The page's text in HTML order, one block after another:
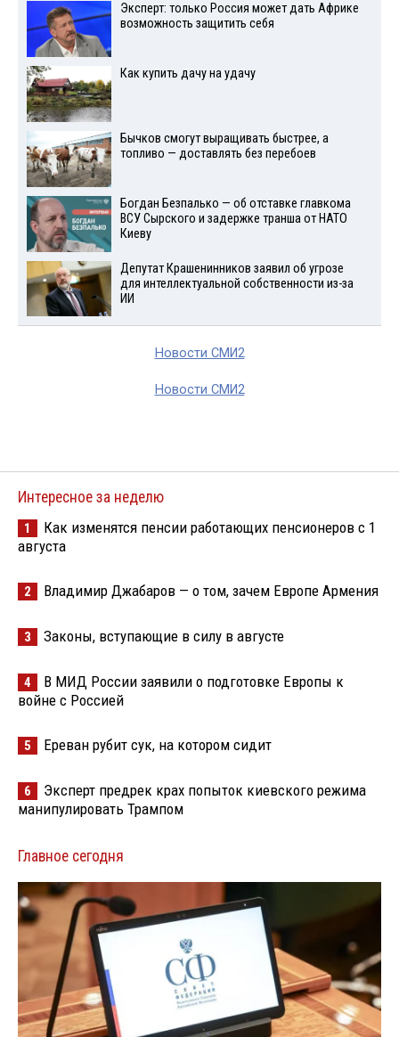
Эксперт: только Россия может дать Африке
возможность защитить себя
Как купить дачу на удачу
Бычков смогут выращивать быстрее, а
топливо — доставлять без перебоев
Богдан Безпалько — об отставке главкома
ВСУ Сырского и задержке транша от НАТО
Киеву
Депутат Крашенинников заявил об угрозе
для интеллектуальной собственности из-за
ИИ
Новости СМИ2
Новости СМИ2
Интересное за неделю
1
Как изменятся пенсии работающих пенсионеров с 1
августа
2 Владимир Джабаров — о том, зачем Европе Армения
3 Законы, вступающие в силу в августе
4
В МИД России заявили о подготовке Европы к
войне с Россией
5 Ереван рубит сук, на котором сидит
6
Эксперт предрек крах попыток киевского режима
манипулировать Трампом
Главное сегодня